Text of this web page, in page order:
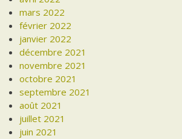
mars 2022
février 2022
janvier 2022
décembre 2021
novembre 2021
octobre 2021
septembre 2021
août 2021
juillet 2021
juin 2021